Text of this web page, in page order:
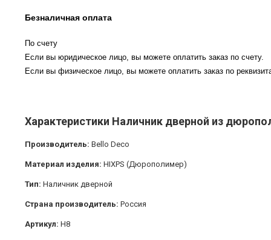
Безналичная оплата
По счету
Если вы юридическое лицо, вы можете оплатить заказ по счету.
Если вы физическое лицо, вы можете оплатить заказ по
Характеристики Наличник дверной из
Производитель: Bello Deco
Материал изделия: HIXPS (Дюрополимер)
Тип: Наличник дверной
Страна производитель: Россия
Артикул: H8